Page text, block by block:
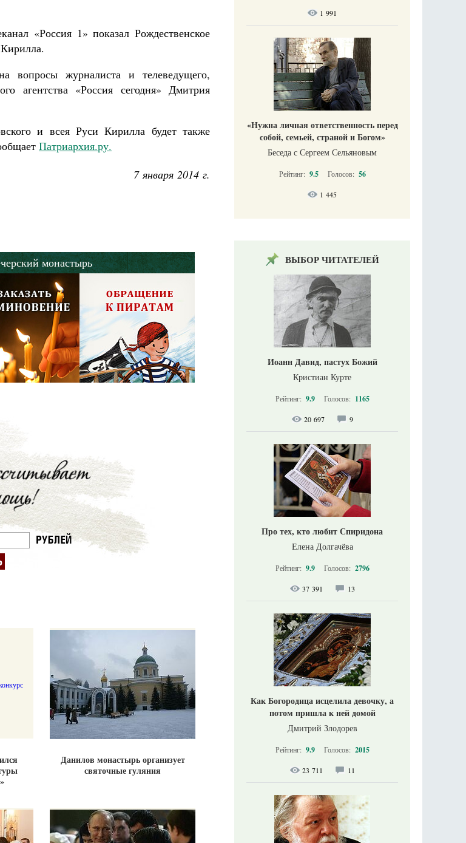
«Россия 1» показал Рождественское
вопросы журналиста и телеведущего,
агентства «Россия сегодня» Дмитрия
и всея Руси Кирилла будет также
Патриархия.ру.
7 января 2014 г.
монастырь
Данилов монастырь организует
святочные гуляния
1 991
«Нужна личная ответственность перед
собой, семьей, страной и Богом»
Беседа с Сергеем Сельяновым
Рейтинг: 9.5 Голосов: 56
1 445
ВЫБОР ЧИТАТЕЛЕЙ
Иоанн Давид, пастух Божий
Кристиан Курте
Рейтинг: 9.9 Голосов: 1165
20 697 9
Про тех, кто любит Спиридона
Елена Долгачёва
Рейтинг: 9.9 Голосов: 2796
37 391 13
Как Богородица исцелила девочку, а
потом пришла к ней домой
Дмитрий Злодорев
Рейтинг: 9.9 Голосов: 2015
23 711 11